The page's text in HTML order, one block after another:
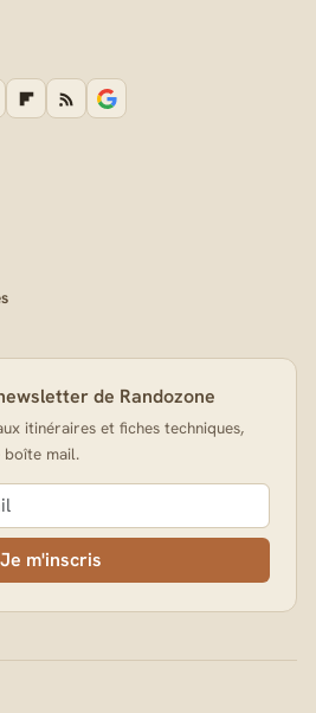
de Randozone
itinéraires et fiches techniques,
mail.
Je m'inscris